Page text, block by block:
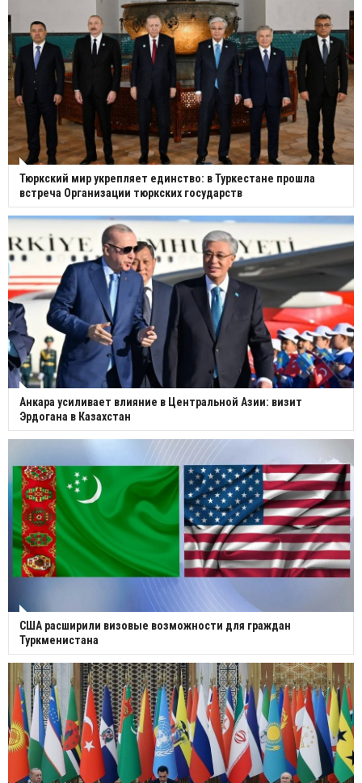
Тюркский мир укрепляет единство: в Туркестане прошла
встреча Организации тюркских государств
Анкара усиливает влияние в Центральной Азии: визит
Эрдогана в Казахстан
США расширили визовые возможности для граждан
Туркменистана